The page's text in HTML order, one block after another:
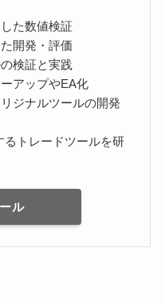
た数値検証
開発・評価
検証と実践
アップやEA化
ジナルツールの開発
トレードツールを研
ル